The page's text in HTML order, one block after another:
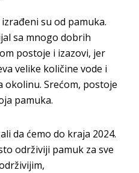
su od pamuka.
sa mnogo dobrih
postoje i izazovi, jer
velike količine vode i
okolinu. Srećom, postoje
pamuka.
da ćemo do kraja 2024.
održiviji pamuk za sve